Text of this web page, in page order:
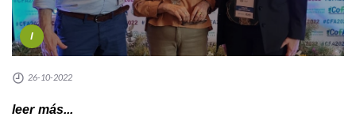
I
26-10-2022
leer más...